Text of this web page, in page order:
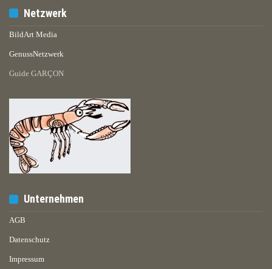
Netzwerk
BildArt Media
GenussNetzwerk
Guide GARÇON
Unternehmen
AGB
Datenschutz
Impressum